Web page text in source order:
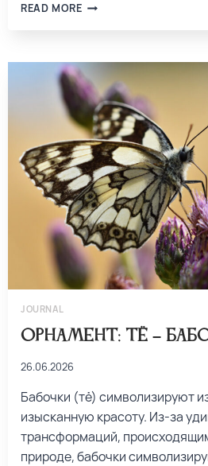
READ MORE
JOURNAL
Орнамент: тё –
26.06.2026
Бабочки (тё) символизируют
изысканную красоту. Из-за
трансформаций,
природе, бабочки